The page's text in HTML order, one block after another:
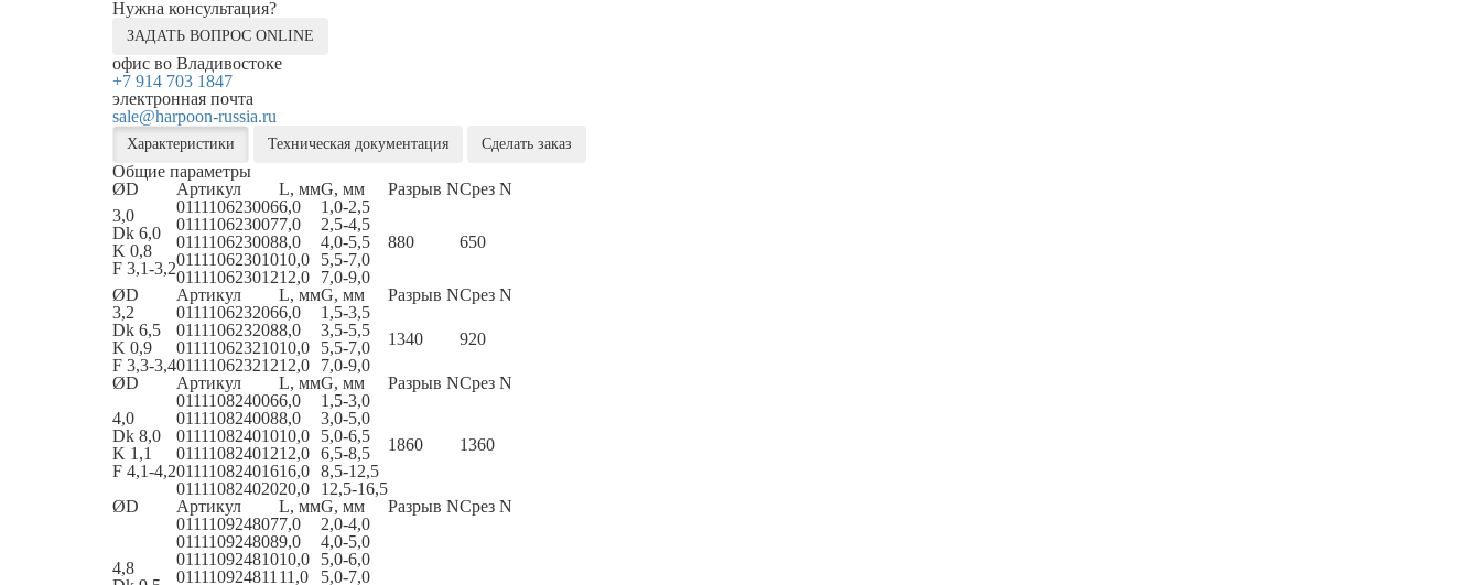
Нужна консультация?
ЗАДАТЬ ВОПРОС ONLINE
офис во Владивостоке
+7 914 703 1847
электронная почта
sale@harpoon-russia.ru
Характеристики Техническая документация Сделать заказ
Общие параметры
ØD
Артикул L, ммG, мм Разрыв NСрез N
3,0
Dk 6,0
K 0,8
F 3,1-3,2
0111106230066,0
1,0-2,5
880
650
0111106230077,0
2,5-4,5
0111106230088,0
4,0-5,5
01111062301010,0
5,5-7,0
01111062301212,0
7,0-9,0
ØD
Артикул L, ммG, мм Разрыв NСрез N
3,2
Dk 6,5
K 0,9
F 3,3-3,4
0111106232066,0
1,5-3,5
1340
920
0111106232088,0
3,5-5,5
01111062321010,0
5,5-7,0
01111062321212,0
7,0-9,0
ØD
Артикул L, ммG, мм Разрыв NСрез N
4,0
Dk 8,0
K 1,1
F 4,1-4,2
0111108240066,0 1,5-3,0
1860 1360
0111108240088,0
3,0-5,0
01111082401010,0
5,0-6,5
01111082401212,0 6,5-8,5
01111082401616,0 8,5-12,5
01111082402020,0
12,5-16,5
ØD
Артикул L, ммG, мм Разрыв NСрез N
4,8
0111109248077,0 2,0-4,0
0111109248089,0
4,0-5,0
01111092481010,0
5,0-6,0
011110924811 11,0
5,0-7,0